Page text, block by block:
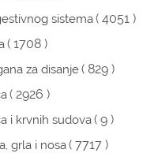
sistema( 4051 )
( 1708 )
za disanje( 829 )
( 2926 )
i krvnih sudova( 9 )
grla i nosa( 7717 )